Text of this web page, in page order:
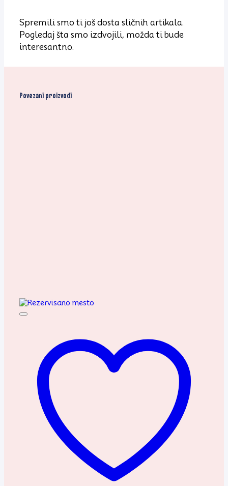
Spremili smo ti još dosta sličnih artikala.
Pogledaj šta smo izdvojili, možda ti bude
interesantno.
Povezani proizvodi